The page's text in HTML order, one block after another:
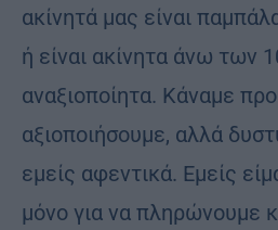
ακίνητά μας είναι
ή είναι ακίνητα άνω των
αναξιοποίητα. Κάναμε
αξιοποιήσουμε, αλλά
εμείς αφεντικά. Εμείς
μόνο για να πληρώνουμε